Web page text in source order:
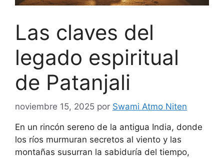
Las claves del
legado espiritual
de Patanjali
noviembre 15, 2025 por Swami Atmo Niten
En un rincón sereno de la antigua India, donde
los ríos murmuran secretos al viento y las
montañas susurran la sabiduría del tiempo,